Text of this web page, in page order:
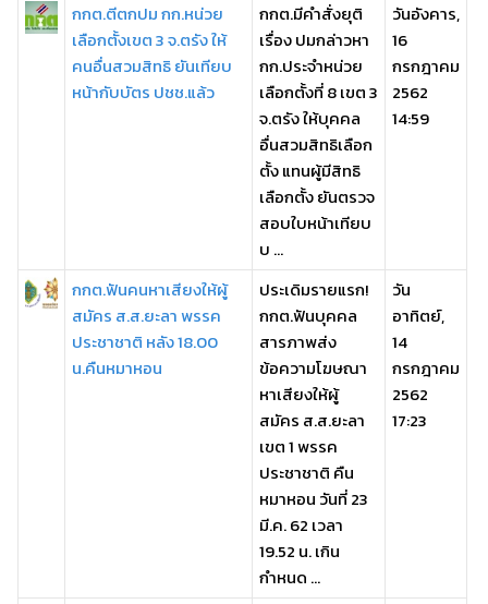
กกต.ตีตกปม กก.หน่วย
เลือกตั้งเขต 3 จ.ตรัง ให้
คนอื่นสวมสิทธิ ยันเทียบ
หน้ากับบัตร ปชช.แล้ว
กกต.มีคำสั่งยุติ
เรื่อง ปมกล่าวหา
กก.ประจำหน่วย
เลือกตั้งที่ 8 เขต 3
จ.ตรัง ให้บุคคล
อื่นสวมสิทธิเลือก
ตั้ง แทนผู้มีสิทธิ
เลือกตั้ง ยันตรวจ
สอบใบหน้าเทียบ
บ ...
วันอังคาร,
16
กรกฎาคม
2562
14:59
กกต.ฟันคนหาเสียงให้ผู้
สมัคร ส.ส.ยะลา พรรค
ประชาชาติ หลัง 18.00
น.คืนหมาหอน
ประเดิมรายแรก!
กกต.ฟันบุคคล
สารภาพส่ง
ข้อความโฆษณา
หาเสียงให้ผู้
สมัคร ส.ส.ยะลา
เขต 1 พรรค
ประชาชาติ คืน
หมาหอน วันที่ 23
มี.ค. 62 เวลา
19.52 น. เกิน
กำหนด ...
วัน
อาทิตย์,
14
กรกฎาคม
2562
17:23